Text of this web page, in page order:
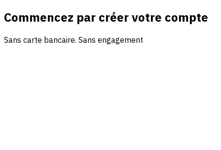
Commencez par créer votre compte
Sans carte bancaire. Sans engagement